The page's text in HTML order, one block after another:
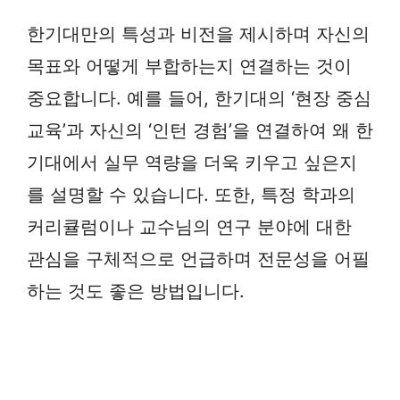
한기대만의 특성과 비전을 제시하며 자신의
목표와 어떻게 부합하는지 연결하는 것이
중요합니다. 예를 들어, 한기대의 ‘현장 중심
교육’과 자신의 ‘인턴 경험’을 연결하여 왜 한
기대에서 실무 역량을 더욱 키우고 싶은지
를 설명할 수 있습니다. 또한, 특정 학과의
커리큘럼이나 교수님의 연구 분야에 대한
관심을 구체적으로 언급하며 전문성을 어필
하는 것도 좋은 방법입니다.